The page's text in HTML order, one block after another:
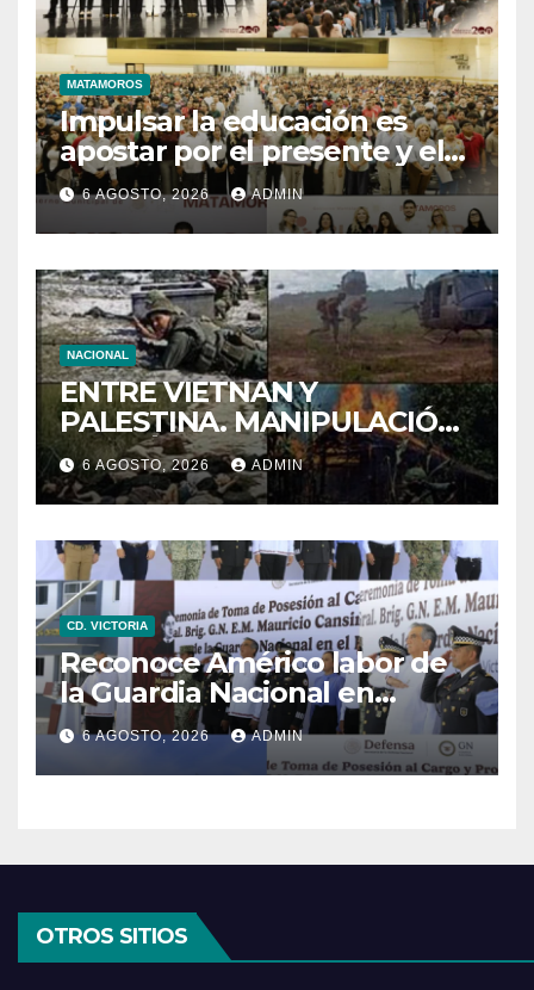
MATAMOROS
Impulsar la educación es
apostar por el presente y el
futuro de Matamoros
6 AGOSTO, 2026 ADMIN
NACIONAL
ENTRE VIETNAN Y
PALESTINA. MANIPULACIÓN
DE IMÁNGES EN LA GUERRA
6 AGOSTO, 2026 ADMIN
CD. VICTORIA
Reconoce Américo labor de
la Guardia Nacional en
Tamaulipas; atestigua
llegada del nuevo
coordinador estatal
6 AGOSTO, 2026 ADMIN
OTROS SITIOS